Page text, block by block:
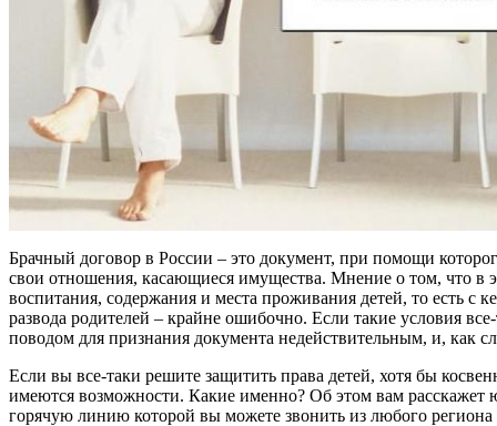
Брачный договор в России – это документ, при помощи
свои отношения, касающиеся имущества. Мнение о том, что в
воспитания, содержания и места проживания детей, то есть с
развода родителей – крайне ошибочно. Если такие условия все-
поводом для признания документа недействительным, и, как
Если вы все-таки решите защитить права детей, хотя бы
имеются возможности. Какие именно? Об этом вам расскажет
горячую линию которой вы можете звонить из любого региона